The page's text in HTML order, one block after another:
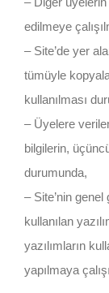
edilmeye
– Site’de yer
tümüyle
kullanılması
– Üyelere
bilgilerin,
durumunda,
– Site’nin
kullanılan
yazılımların
yapılmaya